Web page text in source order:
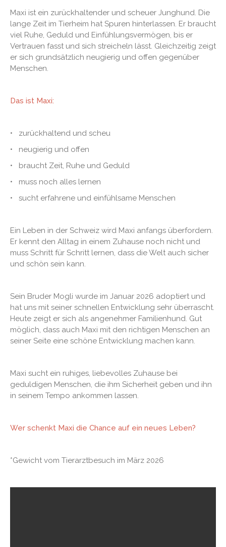
Maxi ist ein zurückhaltender und scheuer Junghund. Die
lange Zeit im Tierheim hat Spuren hinterlassen. Er braucht
viel Ruhe, Geduld und Einfühlungsvermögen, bis er
Vertrauen fasst und sich streicheln lässt. Gleichzeitig zeigt
er sich grundsätzlich neugierig und offen gegenüber
Menschen.
Das ist Maxi:
• zurückhaltend und scheu
• neugierig und offen
• braucht Zeit, Ruhe und Geduld
• muss noch alles lernen
• sucht erfahrene und einfühlsame Menschen
Ein Leben in der Schweiz wird Maxi anfangs überfordern.
Er kennt den Alltag in einem Zuhause noch nicht und
muss Schritt für Schritt lernen, dass die Welt auch sicher
und schön sein kann.
Sein Bruder Mogli wurde im Januar 2026 adoptiert und
hat uns mit seiner schnellen Entwicklung sehr überrascht.
Heute zeigt er sich als angenehmer Familienhund. Gut
möglich, dass auch Maxi mit den richtigen Menschen an
seiner Seite eine schöne Entwicklung machen kann.
Maxi sucht ein ruhiges, liebevolles Zuhause bei
geduldigen Menschen, die ihm Sicherheit geben und ihn
in seinem Tempo ankommen lassen.
Wer schenkt Maxi die Chance auf ein neues Leben?
*Gewicht vom Tierarztbesuch im März 2026